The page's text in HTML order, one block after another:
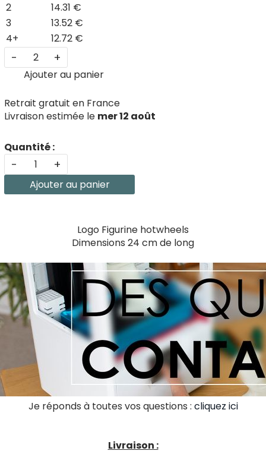
2
14.31 €
3
13.52 €
4+
12.72 €
- +
Ajouter au panier
Retrait gratuit en France
Livraison estimée le mer 12 août
Quantité :
- +
Ajouter au panier
Logo Figurine hotwheels
Dimensions 24 cm de long
Je réponds à toutes vos questions : cliquez ici
Livraison :